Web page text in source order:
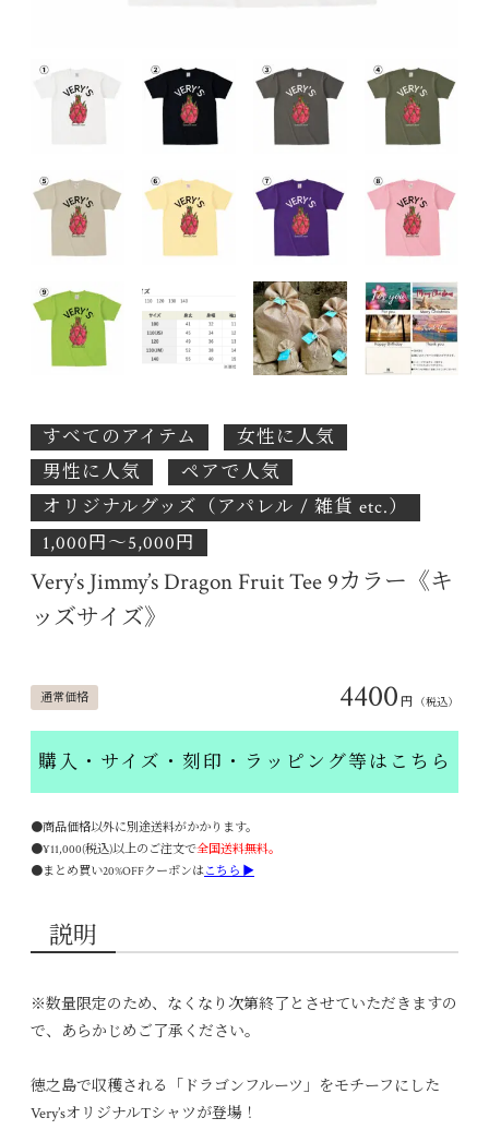
すべてのアイテム
女性に人気
男性に人気
ペアで人気
オリジナルグッズ（アパレル / 雑貨 etc.）
1,000円〜5,000円
Very’s Jimmy’s Dragon Fruit Tee 9カラー《キ
ッズサイズ》
通常価格 4400 円 （税込）
購入・サイズ・刻印・ラッピング等はこちら
●商品価格以外に別途送料がかかります。
●¥11,000(税込)以上のご注文で全国送料無料。
●まとめ買い20%OFFクーポンはこちら ▶
説明
※数量限定のため、なくなり次第終了とさせていただきますの
で、あらかじめご了承ください。
徳之島で収穫される「ドラゴンフルーツ」をモチーフにした
Very’sオリジナルTシャツが登場！